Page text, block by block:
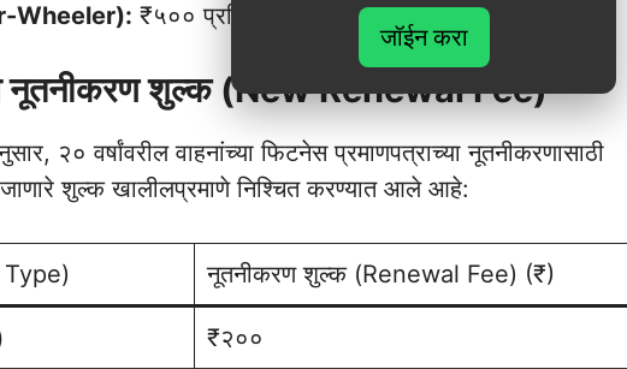
Wheeler): ₹५०० प्रति महिना
नवे नूतनीकरण शुल्क (New Renewal Fee)
२० वर्षांवरील वाहनांच्या फिटनेस प्रमाणपत्राच्या नूतनीकरणासाठी
शुल्क खालीलप्रमाणे निश्चित करण्यात आले आहे:
Type) नूतनीकरण शुल्क (Renewal Fee) (₹)
₹२००
जॉईन करा